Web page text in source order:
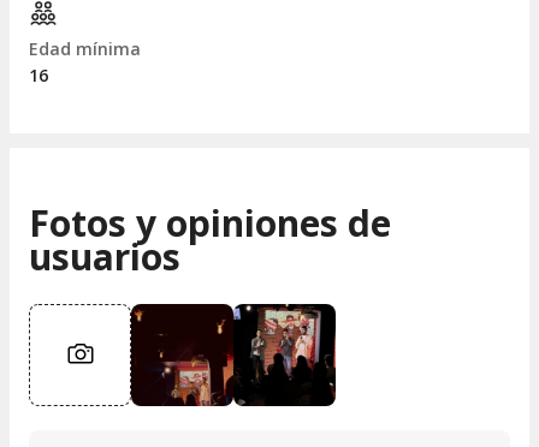
Edad mínima
16
Fotos y opiniones de
usuarios